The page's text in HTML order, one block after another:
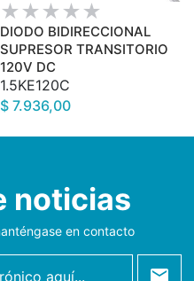
DIODO BIDIRECCIONAL
SUPRESOR TRANSITORIO
120V DC
1.5KE120C
$ 7.936,00
noticias
en contacto